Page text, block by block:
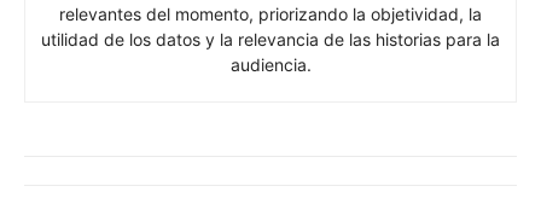
relevantes del momento, priorizando la objetividad, la
utilidad de los datos y la relevancia de las historias para la
audiencia.